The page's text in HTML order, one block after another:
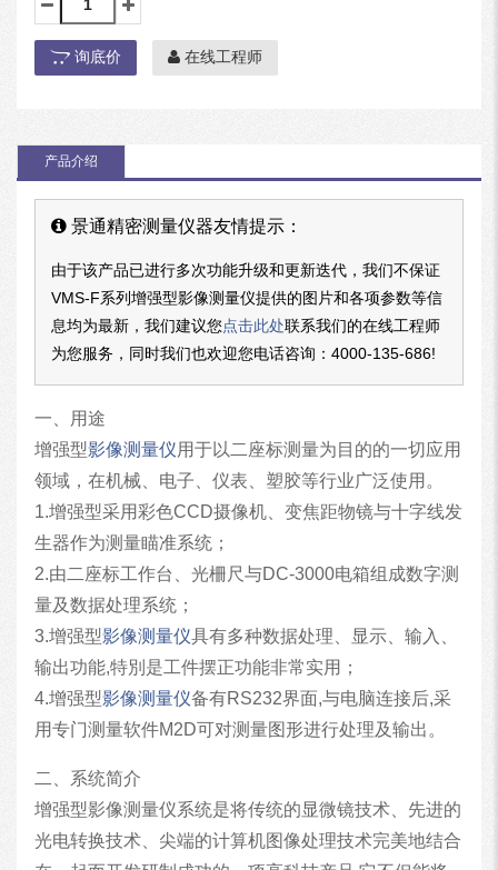
询底价 在线工程师
产品介绍
景通精密测量仪器友情提示：
由于该产品已进行多次功能升级和更新迭代，我们不保证
VMS-F系列增强型影像测量仪提供的图片和各项参数等信
息均为最新，我们建议您点击此处联系我们的在线工程师
为您服务，同时我们也欢迎您电话咨询：4000-135-686!
一、用途
增强型影像测量仪用于以二座标测量为目的的一切应用
领域，在机械、电子、仪表、塑胶等行业广泛使用。
1.增强型采用彩色CCD摄像机、变焦距物镜与十字线发
生器作为测量瞄准系统；
2.由二座标工作台、光柵尺与DC-3000电箱组成数字测
量及数据处理系统；
3.增强型影像测量仪具有多种数据处理、显示、输入、
输出功能,特別是工件摆正功能非常实用；
4.增强型影像测量仪备有RS232界面,与电脑连接后,采
用专门测量软件M2D可对测量图形进行处理及输出。
二、系统简介
增强型影像测量仪系统是将传统的显微镜技术、先进的
光电转换技术、尖端的计算机图像处理技术完美地结合